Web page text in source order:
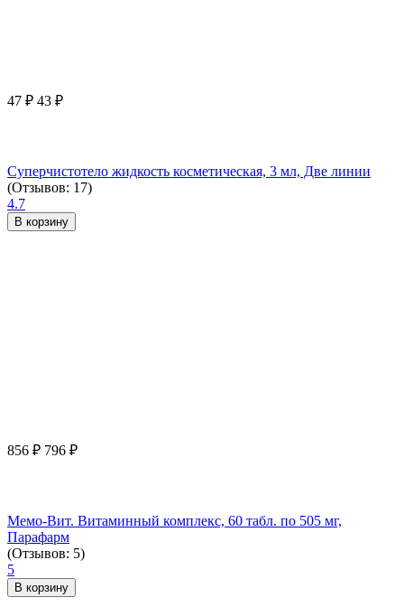
47 ₽ 43 ₽
Суперчистотело жидкость косметическая, 3 мл, Две линии
(Отзывов: 17)
4.7
В корзину
856 ₽ 796 ₽
Мемо-Вит. Витаминный комплекс, 60 табл. по 505 мг,
Парафарм
(Отзывов: 5)
5
В корзину